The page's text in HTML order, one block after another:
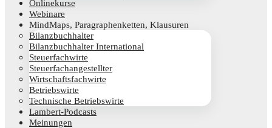
Online­kur­se
Web­i­na­re
Mind­Maps, Para­gra­phen­ket­ten, Klausuren
Bilanz­buch­hal­ter
Bilanz­buch­hal­ter International
Steu­er­fach­wir­te
Steu­er­fach­an­ge­stell­ter
Wirt­schafts­fach­wir­te
Betriebs­wir­te
Tech­ni­sche Betriebswirte
Lam­­bert-Pod­­casts
Mei­nun­gen